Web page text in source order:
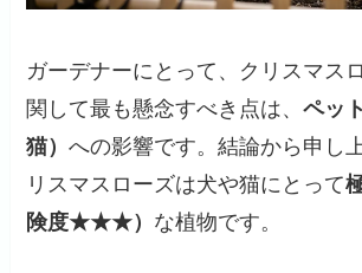
ガーデナーにとって、クリスマス
関して最も懸念すべき点は、ペッ
猫）への影響です。結論から申し
リスマスローズは犬や猫にとって
険度★★★） な植物です。